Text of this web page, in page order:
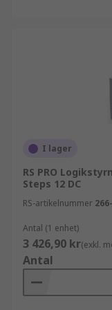
I lager
RS PRO
Steps 12 DC
RS-artikelnummer
Antal (1 enhet)
3 426,90 kr(exkl.
Antal